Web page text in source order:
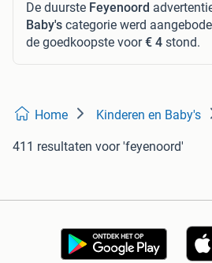
De duurste Feyenoord
Baby's categorie werd
de goedkoopste voor€ 4 stond.
Home Kinderen en Baby's
411 resultaten voor 'feyenoord'